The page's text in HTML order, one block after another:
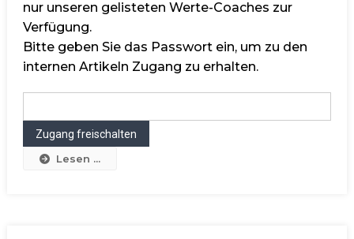
nur unseren gelisteten Werte-Coaches zur
Verfügung.
Bitte geben Sie das Passwort ein, um zu den
internen Artikeln Zugang zu erhalten.
Lesen ...